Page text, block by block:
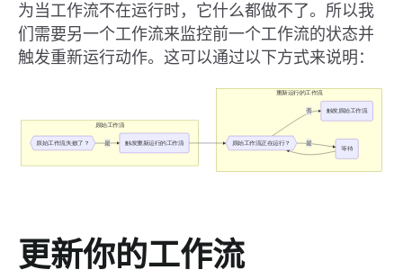
为当工作流不在运行时，它什么都做不了。所以我
们需要另一个工作流来监控前一个工作流的状态并
触发重新运行动作。这可以通过以下方式来说明：
更新你的工作流